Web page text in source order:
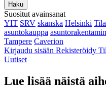
Haku
Suositut avainsanat
YIT SRV skanska Helsinki
asuntokauppa
Tampere Caverion
Kirjaudu sisään Rekisteröidy
Uutiset
Lue lisää näistä